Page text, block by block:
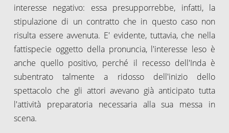
interesse negativo: essa presupporrebbe, infatti, la
stipulazione di un contratto che in questo caso non
risulta essere avvenuta. E' evidente, tuttavia, che nella
fattispecie oggetto della pronuncia, l'interesse leso è
anche quello positivo, perché il recesso dell'Inda è
subentrato talmente a ridosso dell'inizio dello
spettacolo che gli attori avevano già anticipato tutta
l'attività preparatoria necessaria alla sua messa in
scena.